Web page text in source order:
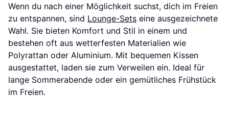
Wenn du nach einer Möglichkeit suchst, dich im Freien
zu entspannen, sind Lounge-Sets eine ausgezeichnete
Wahl. Sie bieten Komfort und Stil in einem und
bestehen oft aus wetterfesten Materialien wie
Polyrattan oder Aluminium. Mit bequemen Kissen
ausgestattet, laden sie zum Verweilen ein. Ideal für
lange Sommerabende oder ein gemütliches Frühstück
im Freien.